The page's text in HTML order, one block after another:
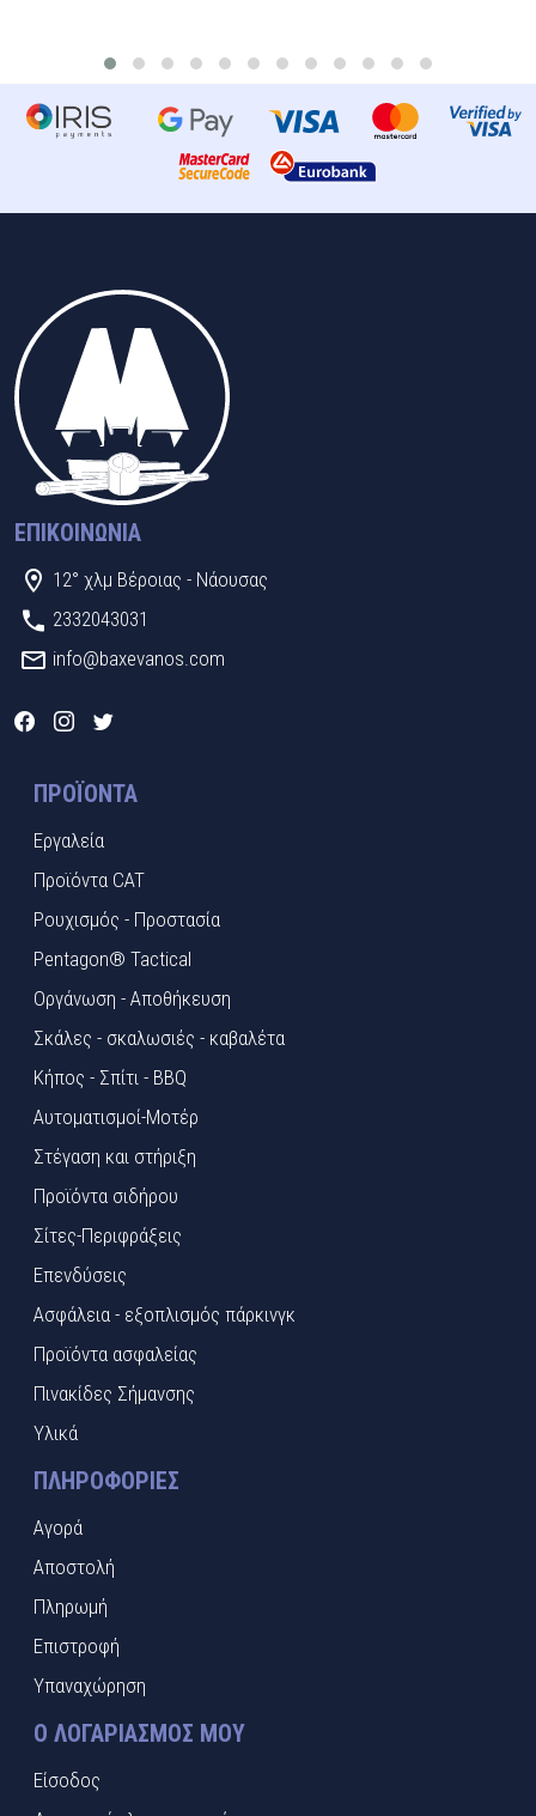
ΕΠΙΚΟΙΝΩΝΊΑ
12° χλμ Βέροιας - Νάουσας
2332043031
info@baxevanos.com
ΠΡΟΪΌΝΤΑ
Εργαλεία
Προϊόντα CAT
Ρουχισμός - Προστασία
Pentagon® Tactical
Οργάνωση - Αποθήκευση
Σκάλες - σκαλωσιές - καβαλέτα
Κήπος - Σπίτι - BBQ
Αυτοματισμοί-Μοτέρ
Στέγαση και στήριξη
Προϊόντα σιδήρου
Σίτες-Περιφράξεις
Επενδύσεις
Ασφάλεια - εξοπλισμός πάρκινγκ
Προϊόντα ασφαλείας
Πινακίδες Σήμανσης
Υλικά
ΠΛΗΡΟΦΟΡΊΕΣ
Αγορά
Αποστολή
Πληρωμή
Επιστροφή
Υπαναχώρηση
Ο ΛΟΓΑΡΙΑΣΜΌΣ ΜΟΥ
Είσοδος